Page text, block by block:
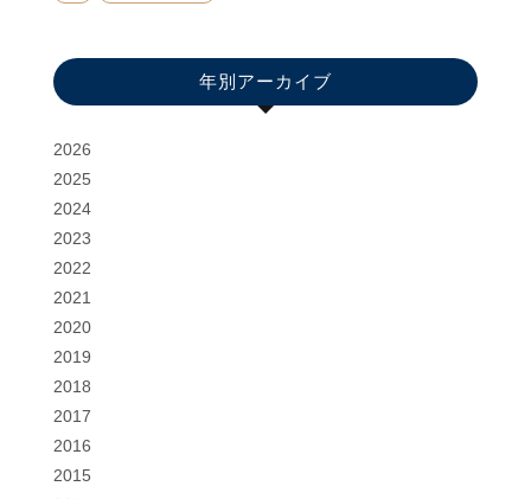
年別アーカイブ
2026
2025
2024
2023
2022
2021
2020
2019
2018
2017
2016
2015